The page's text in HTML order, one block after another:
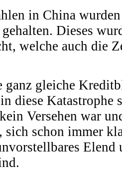
in China
Dieses
welche auch die
ganz gleiche
diese Katastrophe
Versehen war
sich schon immer
Elend